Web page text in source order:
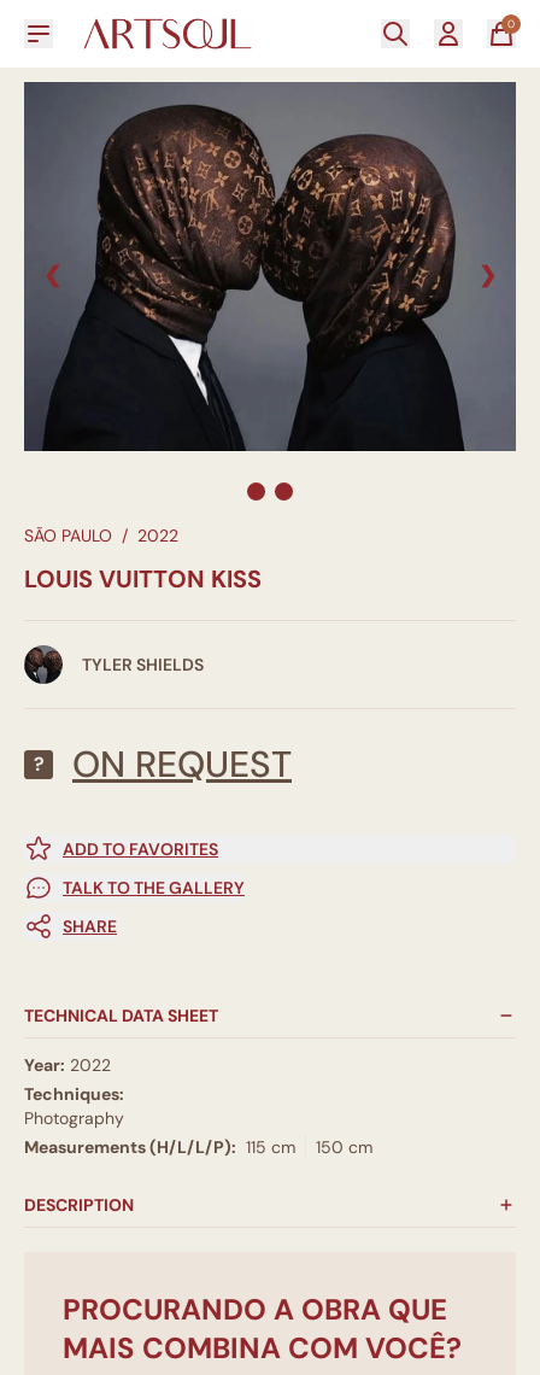
0
❮ ❯
SÃO PAULO / 2022
LOUIS VUITTON KISS
TYLER SHIELDS
? ON REQUEST
ADD TO FAVORITES
TALK TO THE GALLERY
SHARE
TECHNICAL DATA SHEET
Year: 2022
Techniques:
Photography
Measurements (H/L/L/P): 115 cm 150 cm
DESCRIPTION
PROCURANDO A OBRA QUE
MAIS COMBINA COM VOCÊ?